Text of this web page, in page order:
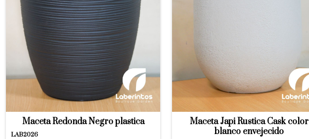
Maceta Redonda Negro plastica
LAB2026
Maceta Japi Rustica Cask color
blanco envejecido